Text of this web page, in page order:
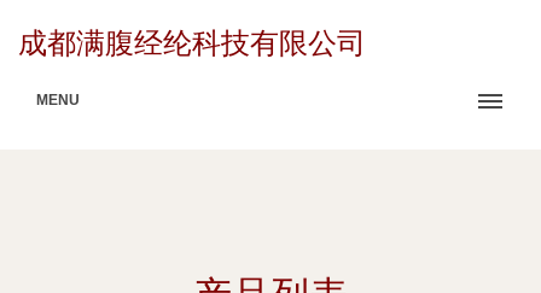
成都满腹经纶科技有限公司
MENU